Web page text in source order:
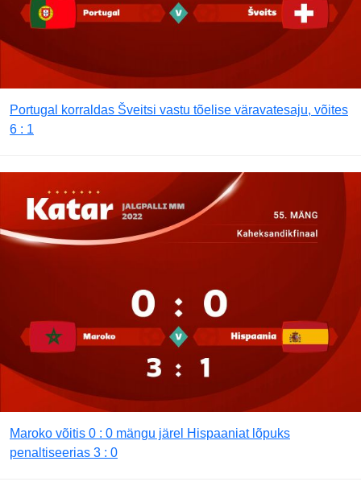
Portugal korraldas Šveitsi vastu tõelise väravatesaju, võites
6 : 1
Maroko võitis 0 : 0 mängu järel Hispaaniat lõpuks
penaltiseerias 3 : 0